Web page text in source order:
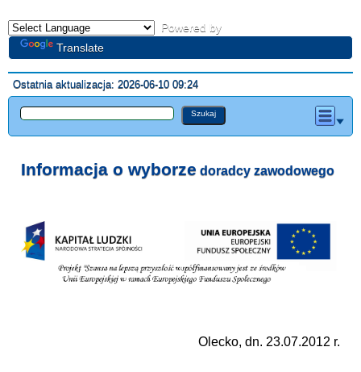
Powered by
Translate
Ostatnia aktualizacja: 2026-06-10 09:24
Informacja o wyborze doradcy zawodowego
Olecko, dn. 23.07.2012 r.